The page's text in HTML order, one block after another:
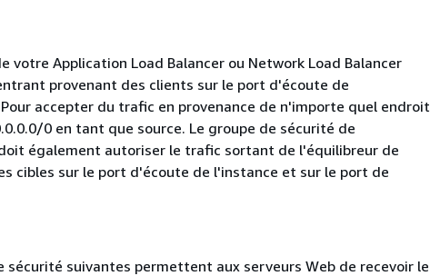
votre Application Load Balancer ou Network Load Balancer
provenant des clients sur le port d'écoute de
accepter du trafic en provenance de n'importe quel endroit
0 en tant que source. Le groupe de sécurité de
également autoriser le trafic sortant de l'équilibreur de
cibles sur le port d'écoute de l'instance et sur le port de
sécurité suivantes permettent aux serveurs Web de recevoir le